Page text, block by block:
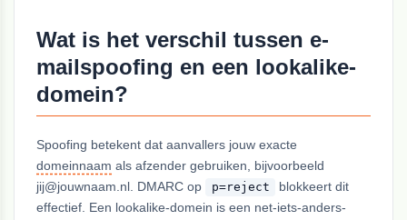
Wat is het verschil tussen e-
mailspoofing en een lookalike-
domein?
Spoofing betekent dat aanvallers jouw exacte
domeinnaam als afzender gebruiken, bijvoorbeeld
jij@jouwnaam.nl. DMARC op
p=reject
blokkeert dit
effectief. Een lookalike-domein is een net-iets-anders-